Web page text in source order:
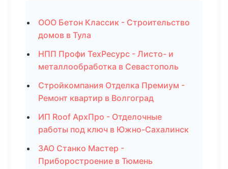
ООО Бетон Классик - Строительство
домов в Тула
НПП Профи ТехРесурс - Листо- и
металлообработка в Севастополь
Стройкомпания Отделка Премиум -
Ремонт квартир в Волгоград
ИП Roof АрхПро - Отделочные
работы под ключ в Южно-Сахалинск
ЗАО Станко Мастер -
Приборостроение в Тюмень